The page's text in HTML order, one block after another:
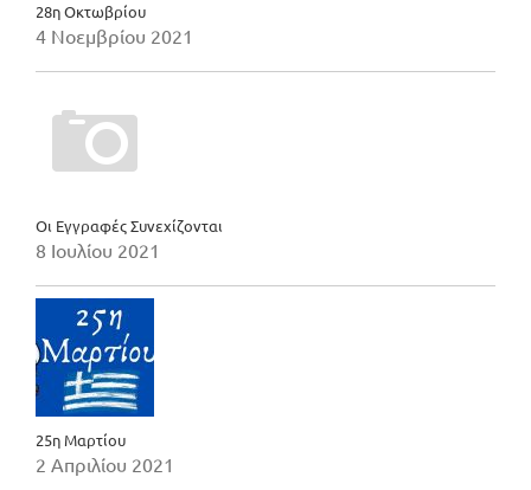
28η Οκτωβρίου
4 Νοεμβρίου 2021
Οι Εγγραφές Συνεχίζονται
8 Ιουλίου 2021
25η Μαρτίου
2 Απριλίου 2021